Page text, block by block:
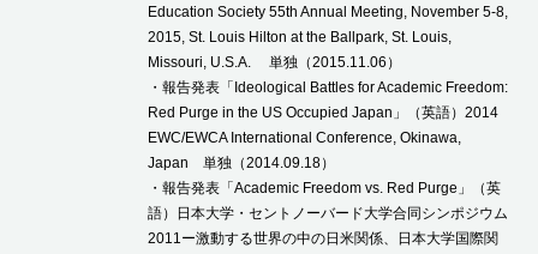
Education Society 55th Annual Meeting, November 5-8,
2015, St. Louis Hilton at the Ballpark, St. Louis,
Missouri, U.S.A. 単独（2015.11.06）
・報告発表「Ideological Battles for Academic Freedom:
Red Purge in the US Occupied Japan」（英語）2014
EWC/EWCA International Conference, Okinawa,
Japan 単独（2014.09.18）
・報告発表「Academic Freedom vs. Red Purge」（英
語）日本大学・セントノーバード大学合同シンポジウム
2011ー激動する世界の中の日米関係、日本大学国際関